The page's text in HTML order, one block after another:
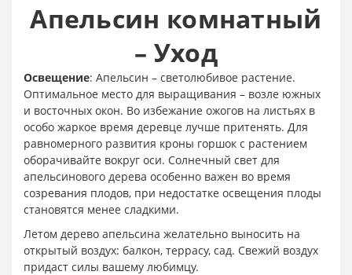
Апельсин комнатный
– Уход
Освещение: Апельсин – светолюбивое растение.
Оптимальное место для выращивания – возле южных
и восточных окон. Во избежание ожогов на листьях в
особо жаркое время деревце лучше притенять. Для
равномерного развития кроны горшок с растением
оборачивайте вокруг оси. Солнечный свет для
апельсинового дерева особенно важен во время
созревания плодов, при недостатке освещения плоды
становятся менее сладкими.
Летом дерево апельсина желательно выносить на
открытый воздух: балкон, террасу, сад. Свежий воздух
придаст силы вашему любимцу.